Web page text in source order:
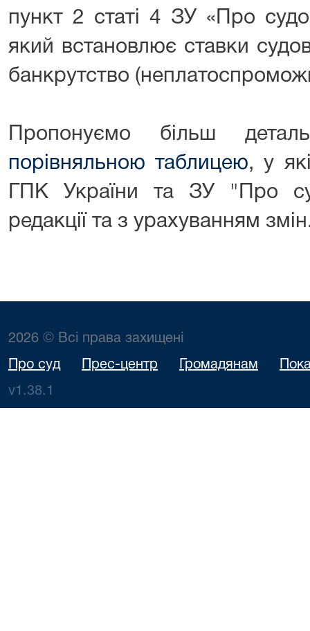
пункт 2 статі 4 ЗУ «Про
який встановлює ставки
банкрутство
Пропонуємо більш
порівняльною таблицею, у
ГПК України та ЗУ "Про
редакції та з урахуванням
2026 © Всі права захищені
Про суд Прес-центр Громадянам
v1.38.1